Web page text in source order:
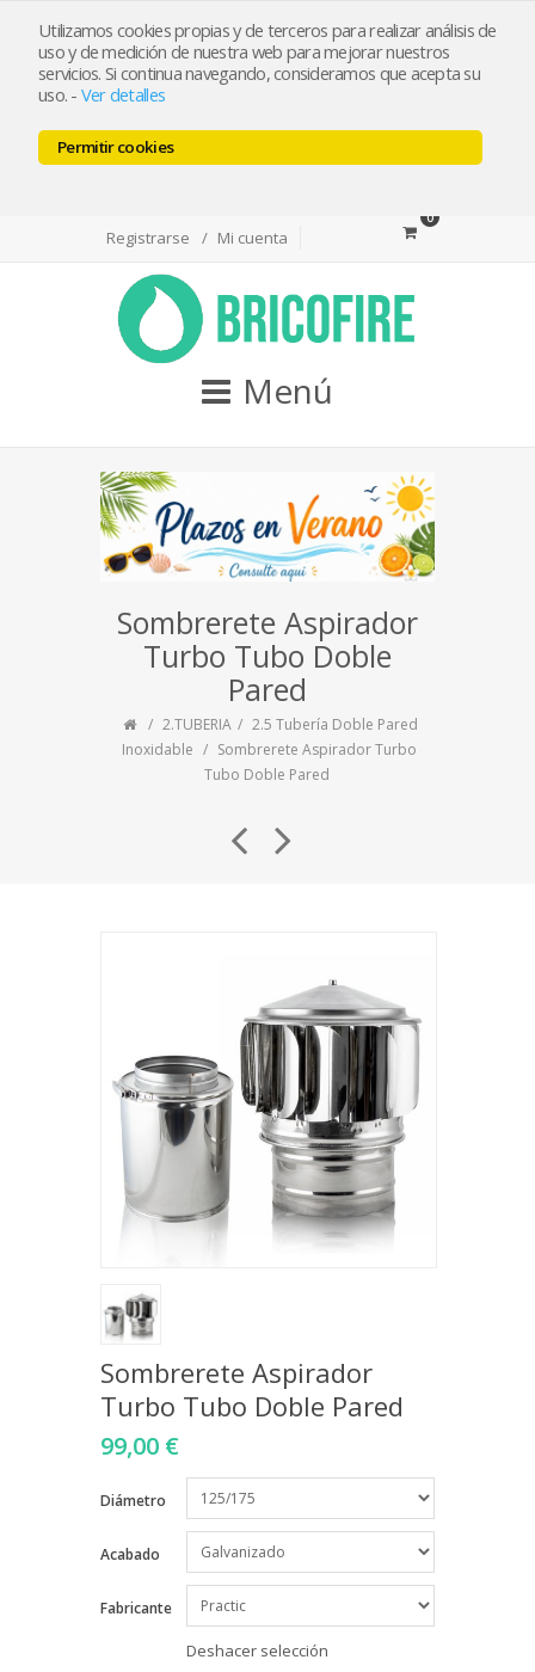
Utilizamos cookies propias y de terceros para realizar análisis de
uso y de medición de nuestra web para mejorar nuestros
servicios. Si continua navegando, consideramos que acepta su
uso. - Ver detalles
Permitir cookies
bricofireshop@yahoo.es
Tlf 968974715 / Whatsapp 644501550
Registrarse Mi cuenta
0
Menú
Sombrerete Aspirador
Turbo Tubo Doble
Pared
2.TUBERIA
2.5 Tubería Doble Pared
Inoxidable
Sombrerete Aspirador Turbo
Tubo Doble Pared
Sombrerete Aspirador
Turbo Tubo Doble Pared
99,00 €
Diámetro
Acabado
Fabricante
Deshacer selección